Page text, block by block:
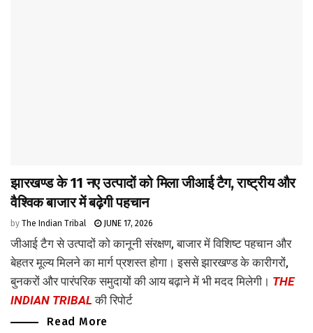
झारखण्ड के 11 नए उत्पादों को मिला जीआई टैग, राष्ट्रीय और
वैश्विक बाजार में बढ़ेगी पहचान
by The Indian Tribal JUNE 17, 2026
जीआई टैग से उत्पादों को कानूनी संरक्षण, बाजार में विशिष्ट पहचान और
बेहतर मूल्य मिलने का मार्ग प्रशस्त होगा। इससे झारखण्ड के कारीगरों,
बुनकरों और पारंपरिक समुदायों की आय बढ़ाने में भी मदद मिलेगी। THE
INDIAN TRIBAL की रिपोर्ट
Read More